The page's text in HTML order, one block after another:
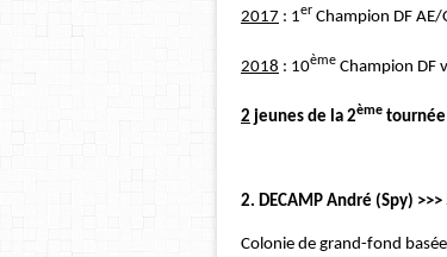
2017 : 1er Champion DF AE/
2018 : 10ème Champion DF
2 jeunes de la 2ème
2. DECAMP André (Spy) >>>
Colonie de grand-fond